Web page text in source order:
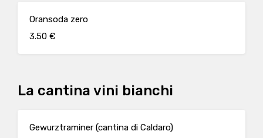
Oransoda zero
3.50 €
La cantina vini bianchi
Gewurztraminer (cantina di Caldaro)